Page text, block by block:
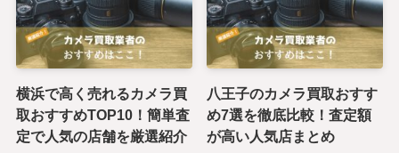
横浜で高く売れるカメラ買
取おすすめTOP10！簡単査
定で人気の店舗を厳選紹介
八王子のカメラ買取おすす
め7選を徹底比較！査定額
が高い人気店まとめ